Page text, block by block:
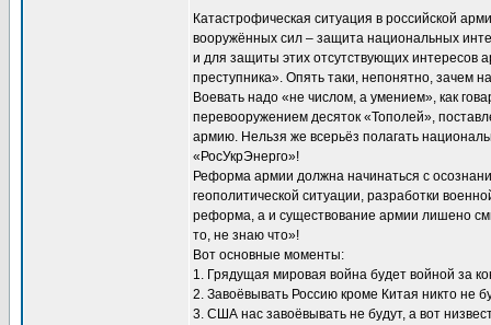
Катастрофическая ситуация в российской
вооружённых сил – защита национальных
и для защиты этих отсутствующих
преступника». Опять таки, непонятно, зачем
Воевать надо «не числом, а умением», как
перевооружением десяток «Тополей»,
армию. Нельзя же всерьёз полагать
«РосУкрЭнерго»!
Реформа армии должна начинаться с
геополитической ситуации, разработки
реформа, а и существование армии лишено
то, не знаю что»!
Вот основные моменты:
1. Грядущая мировая война будет войной за
2. Завоёвывать Россию кроме Китая никто не
3. США нас завоёвывать не будут, а вот